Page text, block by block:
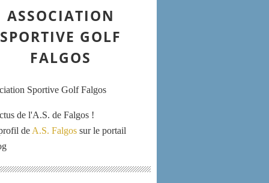
ASSOCIATION
SPORTIVE GOLF
FALGOS
de l'A.S. de Falgos !
de A.S. Falgos sur le portail